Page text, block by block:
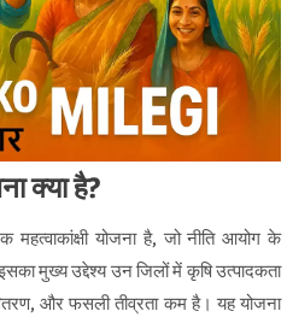
क्या है?
महत्वाकांक्षी योजना है, जो नीति आयोग के
मुख्य उद्देश्य उन जिलों में कृषि उत्पादकता
और फसली तीव्रता कम है। यह योजना